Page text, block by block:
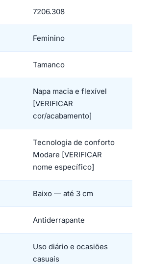
7206.308
Feminino
Tamanco
Napa macia e flexível
[VERIFICAR
cor/acabamento]
Tecnologia de conforto
Modare [VERIFICAR
nome específico]
Baixo — até 3 cm
Antiderrapante
Uso diário e ocasiões
casuais